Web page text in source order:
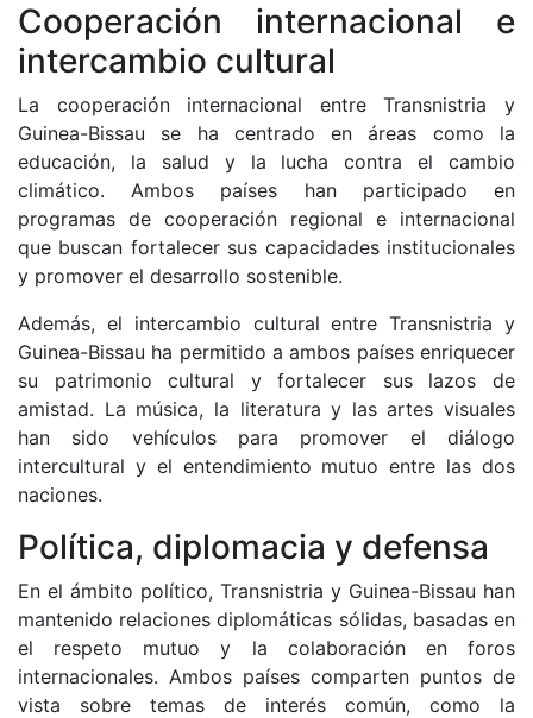
Cooperación internacional e
intercambio cultural
La cooperación internacional entre Transnistria y
Guinea-Bissau se ha centrado en áreas como la
educación, la salud y la lucha contra el cambio
climático. Ambos países han participado en
programas de cooperación regional e internacional
que buscan fortalecer sus capacidades institucionales
y promover el desarrollo sostenible.
Además, el intercambio cultural entre Transnistria y
Guinea-Bissau ha permitido a ambos países enriquecer
su patrimonio cultural y fortalecer sus lazos de
amistad. La música, la literatura y las artes visuales
han sido vehículos para promover el diálogo
intercultural y el entendimiento mutuo entre las dos
naciones.
Política, diplomacia y defensa
En el ámbito político, Transnistria y Guinea-Bissau han
mantenido relaciones diplomáticas sólidas, basadas en
el respeto mutuo y la colaboración en foros
internacionales. Ambos países comparten puntos de
vista sobre temas de interés común, como la